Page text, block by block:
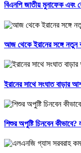
বিএনপি জাতীয় মুনাফেক এবং
আজ থেকে ইরানের সঙ্গে নতুন
ইরানের সাথে সংঘাত বাড়ার
শিশুর অপুষ্টি চিনবেন